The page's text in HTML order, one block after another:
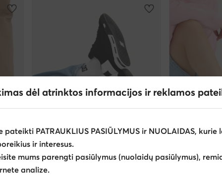
EXTRA -25% Kodas: SUMMER EXTRA -
dėl atrinktos informacijos ir reklamos
pateikti PATRAUKLIUS PASIŪLYMUS ir NUOLAIDAS, kurie
ir interesus.
mums parengti pasiūlymus (nuolaidų pasiūlymus),
analize.